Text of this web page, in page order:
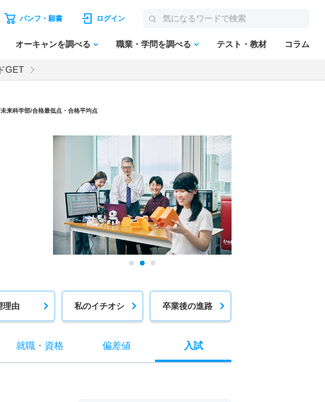
パンフ・願書 ログイン
オーキャンを調べる 職業・学問を調べる テスト・教材 コラム
GET
来科学部/合格最低点・合格平均点
理由 私のイチオシ 卒業後の進路
就職・ 資格 偏差値 入試